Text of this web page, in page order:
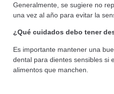
Generalmente, se sugiere no
una vez al año para evitar la
¿Qué cuidados debo tener
Es importante mantener una
dental para dientes sensibles si
alimentos que manchen.